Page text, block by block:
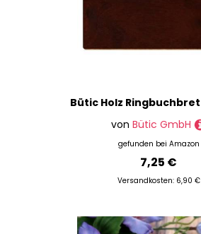
von Bütic GmbH
gefunden bei Amazon
7,25 €
Versandkosten: 6,90 €